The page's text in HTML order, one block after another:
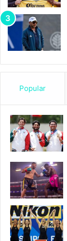
Popular